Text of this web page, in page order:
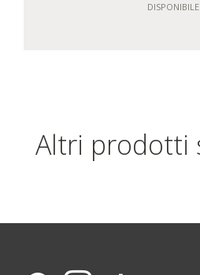
Altri prodotti